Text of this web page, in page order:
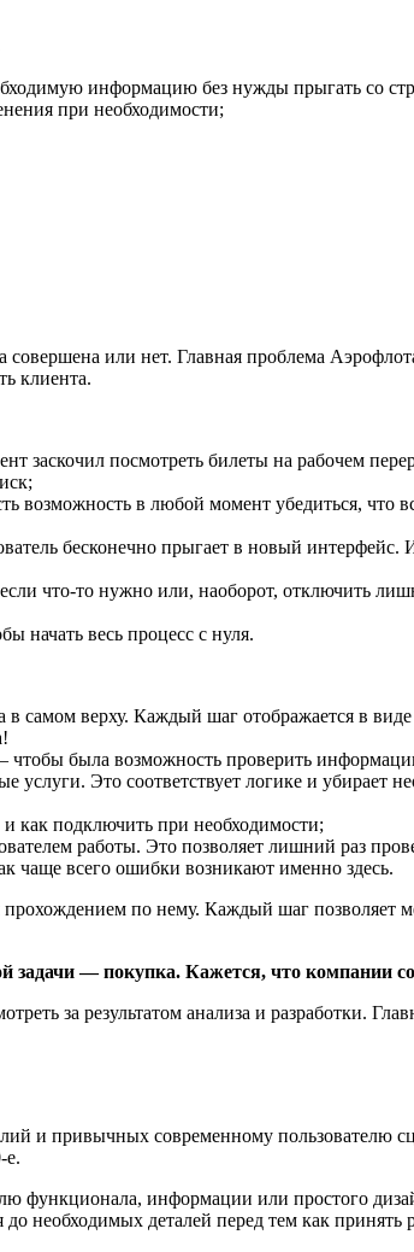
информацию без нужды прыгать со
при необходимости;
или нет. Главная проблема
клиента.
заскочил посмотреть билеты на рабочем
возможность в любой момент убедиться, что
бесконечно прыгает в новый
что-то нужно или, наоборот, отключить
начать весь процесс с нуля.
в самом верху. Каждый шаг отображается в
чтобы была возможность проверить
Это соответствует логике и убирает
как подключить при необходимости;
работы. Это позволяет лишний раз
чаще всего ошибки возникают именно здесь.
по нему. Каждый шаг позволяет
— покупка. Кажется, что компании
за результатом анализа и разработки.
и привычных современному пользователю
е.
функционала, информации или простого
необходимых деталей перед тем как